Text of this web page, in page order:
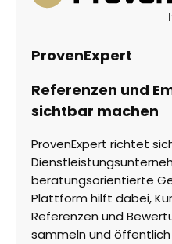
ProvenExpert
Referenzen und
sichtbar machen
ProvenExpert richtet
beratungsorientierte
Plattform hilft dabei,
Referenzen und
sammeln und